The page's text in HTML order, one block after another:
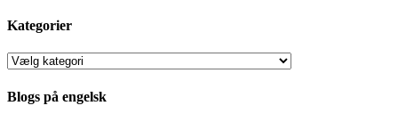
Kategorier
Kategorier
Blogs på engelsk